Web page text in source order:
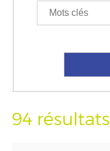
94 résultats